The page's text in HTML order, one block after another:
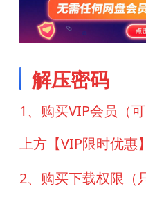
解压密码
1、购买VIP会员（
上方【VIP限时优惠
2、购买下载权限（